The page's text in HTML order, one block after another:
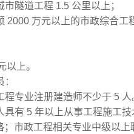
市隧道工程 1.5 公里以上；
2000 万元以上的市政综合工
以上。
：
程专业注册建造师不少于 5 人
具有 5 年以上从事工程施工
；市政工程相关专业中级以上